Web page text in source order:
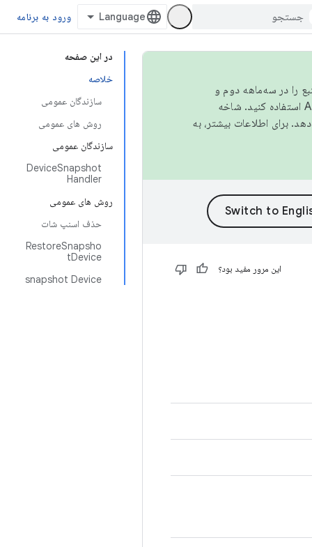
ورود به برنامه
در این صفحه
خلاصه
سازندگان عمومی
روش های عمومی
سازندگان عمومی
DeviceSnapshot
Handler
روش های عمومی
حذف اسنپ شات
RestoreSnapsho
tDevice
snapshot Device
را در سه‌ماهه دوم و
استفاده کنید. شاخه
این مرور مفید بود؟